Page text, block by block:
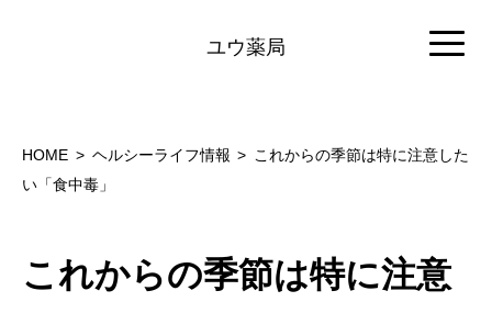
ユウ薬局
HOME ヘルシーライフ情報
これからの季節は特に注意した
い「食中毒」
これからの季節は特に注意